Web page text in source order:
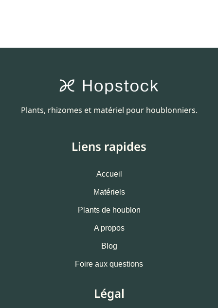
Plants, rhizomes et matériel pour houblonniers.
Liens rapides
Accueil
Matériels
Plants de houblon
A propos
Blog
Foire aux questions
Légal